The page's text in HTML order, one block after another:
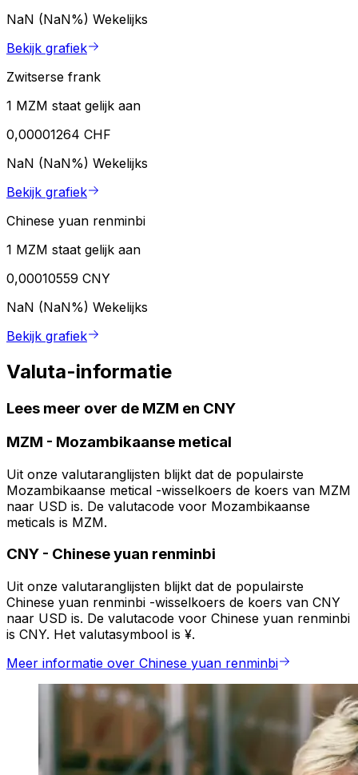
NaN (NaN%) Wekelijks
Bekijk grafiek
Zwitserse frank
1 MZM staat gelijk aan
0,00001264 CHF
NaN (NaN%) Wekelijks
Bekijk grafiek
Chinese yuan renminbi
1 MZM staat gelijk aan
0,00010559 CNY
NaN (NaN%) Wekelijks
Bekijk grafiek
Valuta-informatie
Lees meer over de MZM en CNY
MZM - Mozambikaanse metical
Uit onze valutaranglijsten blijkt dat de populairste
Mozambikaanse metical -wisselkoers de koers van MZM
naar USD is. De valutacode voor Mozambikaanse
meticals is MZM.
CNY - Chinese yuan renminbi
Uit onze valutaranglijsten blijkt dat de populairste
Chinese yuan renminbi -wisselkoers de koers van CNY
naar USD is. De valutacode voor Chinese yuan renminbi
is CNY. Het valutasymbool is ¥.
Meer informatie over Chinese yuan renminbi